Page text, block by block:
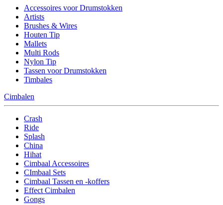
Accessoires voor Drumstokken
Artists
Brushes & Wires
Houten Tip
Mallets
Multi Rods
Nylon Tip
Tassen voor Drumstokken
Timbales
Cimbalen
Crash
Ride
Splash
China
Hihat
Cimbaal Accessoires
CImbaal Sets
Cimbaal Tassen en -koffers
Effect Cimbalen
Gongs